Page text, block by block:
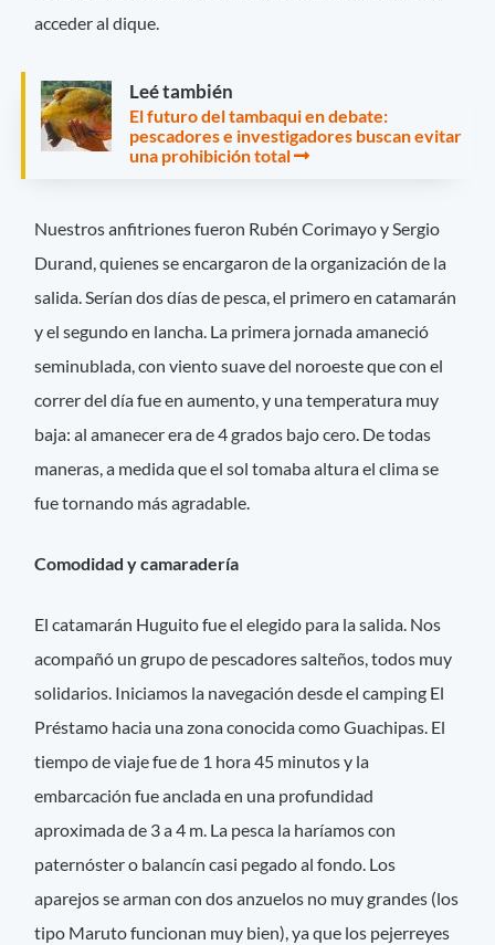
acceder al dique.
Leé también
El futuro del tambaqui en debate:
pescadores e investigadores buscan evitar
una prohibición total
Nuestros anfitriones fueron Rubén Corimayo y Sergio
Durand, quienes se encargaron de la organización de la
salida. Serían dos días de pesca, el primero en catamarán
y el segundo en lancha. La primera jornada amaneció
seminublada, con viento suave del noroeste que con el
correr del día fue en aumento, y una temperatura muy
baja: al amanecer era de 4 grados bajo cero. De todas
maneras, a medida que el sol tomaba altura el clima se
fue tornando más agradable.
Comodidad y camaradería
El catamarán Huguito fue el elegido para la salida. Nos
acompañó un grupo de pescadores salteños, todos muy
solidarios. Iniciamos la navegación desde el camping El
Préstamo hacia una zona conocida como Guachipas. El
tiempo de viaje fue de 1 hora 45 minutos y la
embarcación fue anclada en una profundidad
aproximada de 3 a 4 m. La pesca la haríamos con
paternóster o balancín casi pegado al fondo. Los
aparejos se arman con dos anzuelos no muy grandes (los
tipo Maruto funcionan muy bien), ya que los pejerreyes